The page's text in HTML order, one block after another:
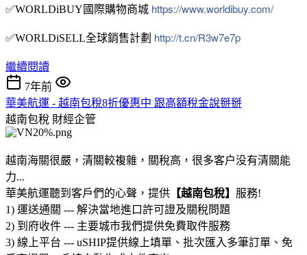
✅WORLDiBUY國際購物商城 https://www.worldibuy.com/
✅WORLDiSELL全球銷售計劃 http://t.cn/R3w7e7p
繼續閱讀
7年前
華美航運 - 越南包稅8折優惠中 跟高額稅金說掰掰
越南包稅 財經企管
越南海關很嚴，清關較複雜，關稅高，很多客户没有清關能
力...
華美航運聽到客戶們的心聲，提供 【越南包稅】 服務!
1) 運送通關 --- 解決當地進口許可證及關稅問題
2) 到府收件 --- 主要城市我們提供免費取件服務
3) 線上平台 --- uSHIP提供線上填單、批次匯入多筆訂單、免